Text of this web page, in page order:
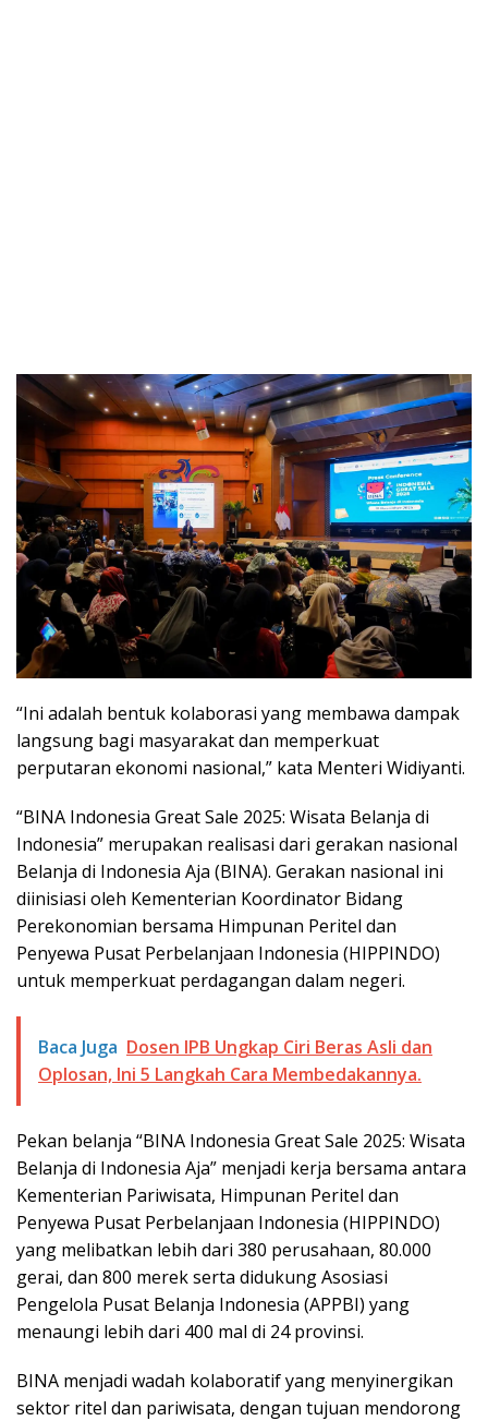
“Ini adalah bentuk kolaborasi yang membawa dampak
langsung bagi masyarakat dan memperkuat
perputaran ekonomi nasional,” kata Menteri Widiyanti.
“BINA Indonesia Great Sale 2025: Wisata Belanja di
Indonesia” merupakan realisasi dari gerakan nasional
Belanja di Indonesia Aja (BINA). Gerakan nasional ini
diinisiasi oleh Kementerian Koordinator Bidang
Perekonomian bersama Himpunan Peritel dan
Penyewa Pusat Perbelanjaan Indonesia (HIPPINDO)
untuk memperkuat perdagangan dalam negeri.
Baca Juga Dosen IPB Ungkap Ciri Beras Asli dan
Oplosan, Ini 5 Langkah Cara Membedakannya.
Pekan belanja “BINA Indonesia Great Sale 2025: Wisata
Belanja di Indonesia Aja” menjadi kerja bersama antara
Kementerian Pariwisata, Himpunan Peritel dan
Penyewa Pusat Perbelanjaan Indonesia (HIPPINDO)
yang melibatkan lebih dari 380 perusahaan, 80.000
gerai, dan 800 merek serta didukung Asosiasi
Pengelola Pusat Belanja Indonesia (APPBI) yang
menaungi lebih dari 400 mal di 24 provinsi.
BINA menjadi wadah kolaboratif yang menyinergikan
sektor ritel dan pariwisata, dengan tujuan mendorong